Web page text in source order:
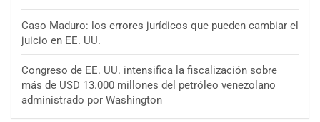
Caso Maduro: los errores jurídicos que pueden cambiar el
juicio en EE. UU.
Congreso de EE. UU. intensifica la fiscalización sobre
más de USD 13.000 millones del petróleo venezolano
administrado por Washington